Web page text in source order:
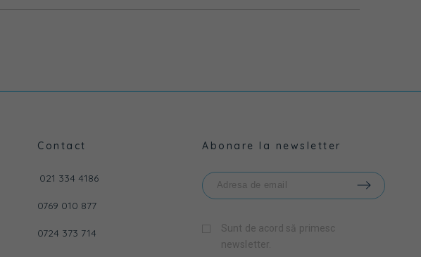
Contact
021 334 4186
0769 010 877
0724 373 714
Abonare la newsletter
Sunt de acord să primesc
newsletter.